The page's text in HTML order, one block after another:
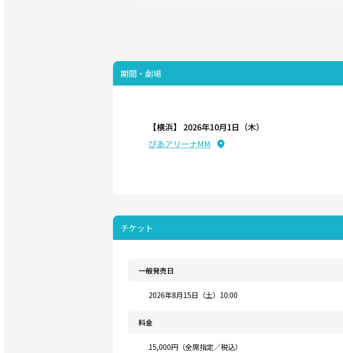
期間・劇場
【横浜】
2026年10月1日（木）
ぴあアリーナMM
チケット
一般発売日
2026年8月15日（土）10:00
料金
15,000円（全席指定／税込）